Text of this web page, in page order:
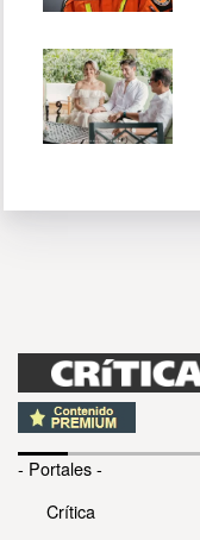
- Portales -
Crítica